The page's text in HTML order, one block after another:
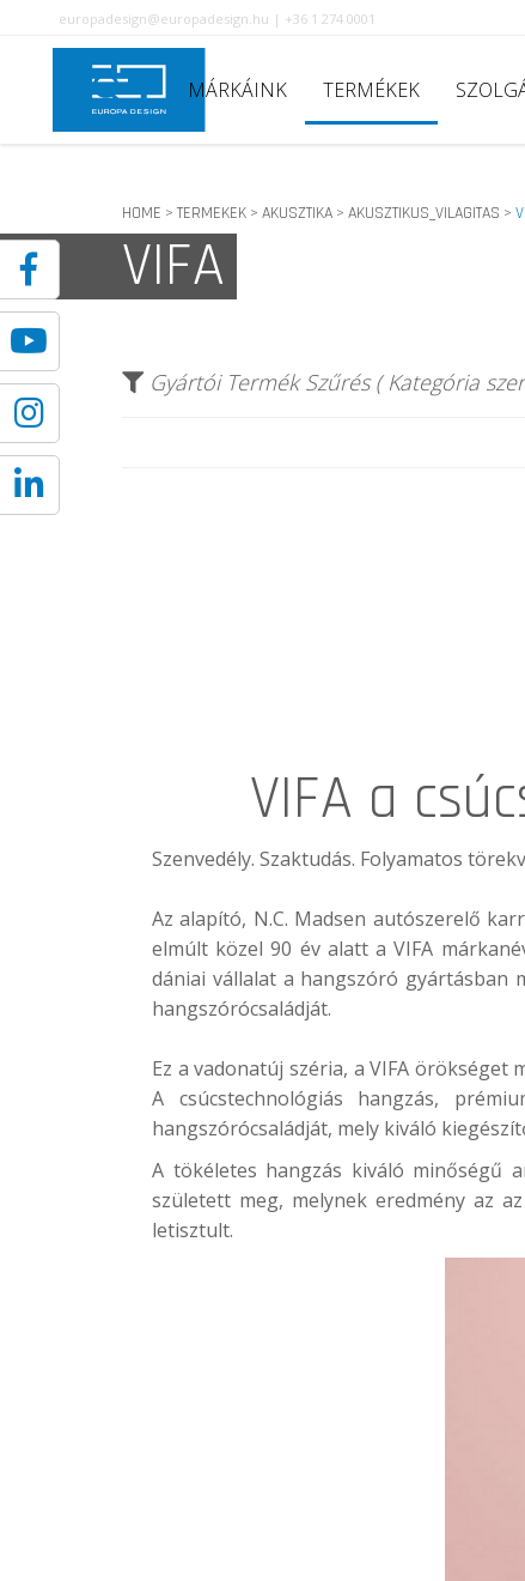
europadesign@europadesign.hu | +36 1 274 0001
MÁRKÁINK TERMÉKEK
HOME > TERMEKEK > AKUSZTIKA > AKUSZTIKUS_VILAGITAS >
VIFA
Gyártói Termék Szűrés ( Kategória
VIFA a
Szenvedély. Szaktudás. Folyamatos
Az alapító, N.C. Madsen autószerelő
elmúlt közel 90 év alatt a VIFA
dániai vállalat a hangszóró gyártásban
hangszórócsaládját.
Ez a vadonatúj széria, a VIFA
A csúcstechnológiás hangzás,
hangszórócsaládját, mely kiváló
A tökéletes hangzás kiváló minőségű
született meg, melynek eredmény az
letisztult.